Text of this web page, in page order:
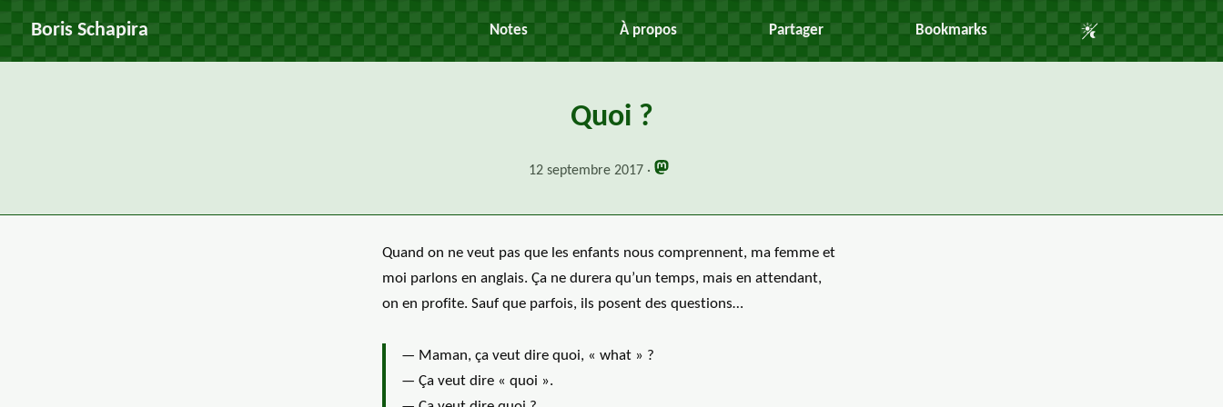
Boris Schapira Notes À propos Partager Bookmarks Auto Mode
Quoi ?
12 septembre 2017
Quand on ne veut pas que les enfants nous comprennent, ma femme et
moi parlons en anglais. Ça ne durera qu’un temps, mais en attendant,
on en profite. Sauf que parfois, ils posent des questions…
— Maman, ça veut dire quoi, « what » ?
— Ça veut dire « quoi ».